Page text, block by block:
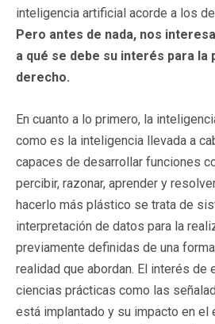
inteligencia artificial acorde a los
Pero antes de nada, nos
a qué se debe su interés para la
derecho.
En cuanto a lo primero, la
como es la inteligencia llevada a
capaces de desarrollar funciones
percibir, razonar, aprender y
hacerlo más plástico se trata de
interpretación de datos para la
previamente definidas de una
realidad que abordan. El interés de
ciencias prácticas como las
está implantado y su impacto en el